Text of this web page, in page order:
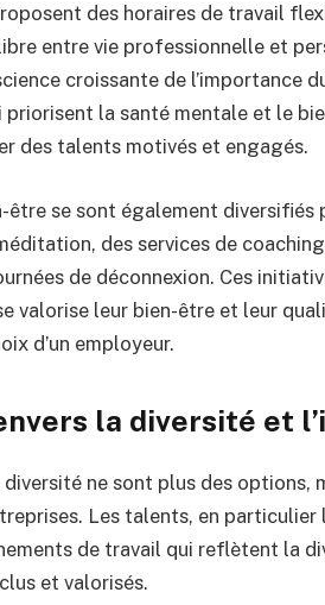
des horaires de travail
entre vie professionnelle et
croissante de l’importance
la santé mentale et le
des talents motivés et engagés.
être se sont également diversifiés
des services de
de déconnexion. Ces
valorise leur bien-être et leur
d’un employeur.
la diversité et
diversité ne sont plus des options,
Les talents, en particulier
de travail qui reflètent la
et valorisés.